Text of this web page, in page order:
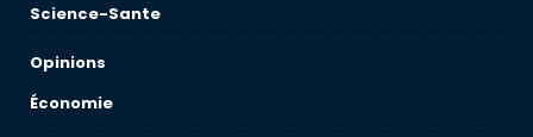
Science-Sante
Opinions
Économie